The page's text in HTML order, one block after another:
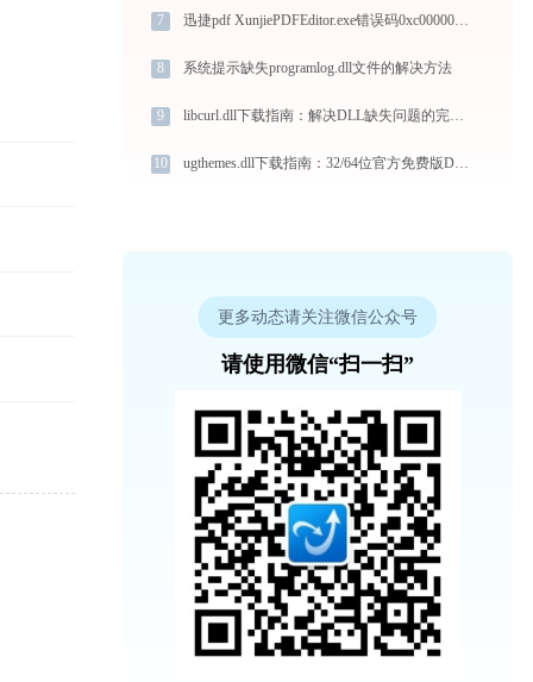
7 迅捷pdf XunjiePDFEditor.exe错误码0xc0000043处理办法
8 系统提示缺失programlog.dll文件的解决方法
9 libcurl.dll下载指南：解决DLL缺失问题的完整方案
10 ugthemes.dll下载指南：32/64位官方免费版DLL文件修复教程
更多动态请关注微信公众号
请使用微信“扫一扫”